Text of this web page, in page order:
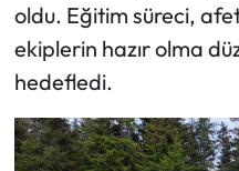
oldu. Eğitim süreci,
ekiplerin hazır olma
hedefledi.